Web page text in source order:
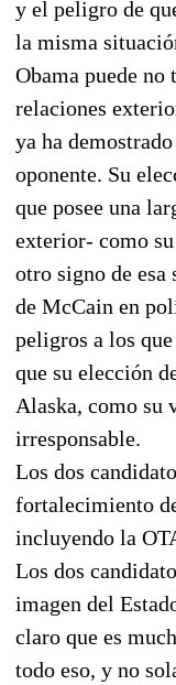
y el peligro de
la misma
Obama puede no
relaciones
ya ha
oponente. Su
que posee una
exterior- como
otro signo de esa
de McCain en
peligros a los
que su elección
Alaska, como su
irresponsable.
Los dos
fortalecimiento
incluyendo la
Los dos
imagen del
claro que es
todo eso, y no